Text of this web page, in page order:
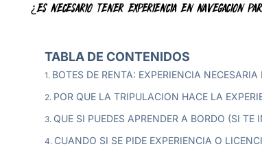
¿ES NECESARIO TENER EXPERIENCIA EN NAVEGACION
TABLA DE CONTENIDOS
BOTES DE RENTA: EXPERIENCIA
POR QUE LA TRIPULACION HACE LA
QUE SI PUEDES APRENDER A BORDO (SI TE
CUANDO SI SE PIDE EXPERIENCIA O